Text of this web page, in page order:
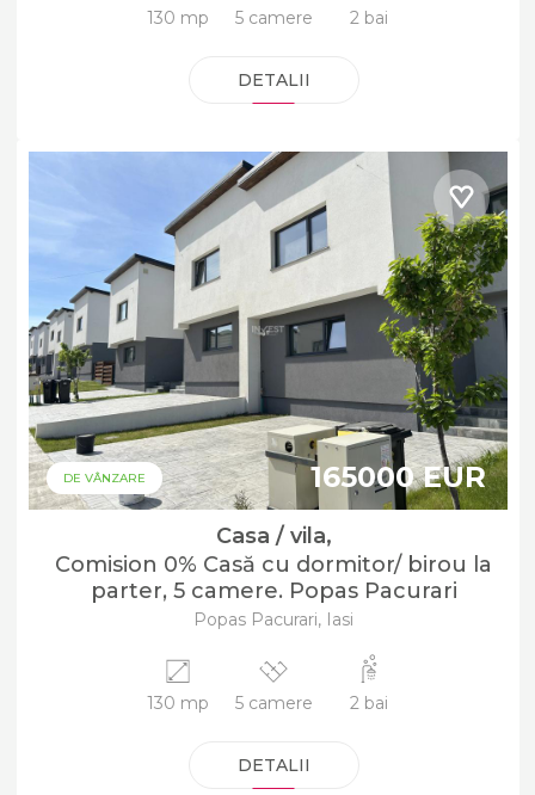
130 mp 5 camere 2 bai
DETALII
DE VÂNZARE 165000 EUR
Casa / vila,
Comision 0% Casă cu dormitor/ birou la
parter, 5 camere. Popas Pacurari
Popas Pacurari, Iasi
130 mp 5 camere 2 bai
DETALII